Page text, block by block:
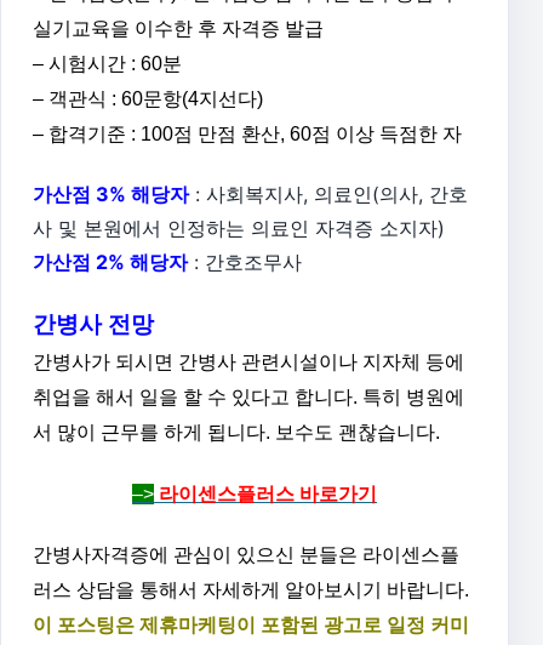
실기교육을 이수한 후 자격증 발급
– 시험시간 : 60분
– 객관식 : 60문항(4지선다)
– 합격기준 : 100점 만점 환산, 60점 이상 득점한 자
가산점 3% 해당자: 사회복지사, 의료인(의사, 간호
사 및 본원에서 인정하는 의료인 자격증 소지자)
가산점 2% 해당자: 간호조무사
간병사 전망
간병사가 되시면 간병사 관련시설이나 지자체 등에
취업을 해서 일을 할 수 있다고 합니다. 특히 병원에
서 많이 근무를 하게 됩니다. 보수도 괜찮습니다.
–> 라이센스플러스 바로가기
간병사자격증에 관심이 있으신 분들은 라이센스플
러스 상담을 통해서 자세하게 알아보시기 바랍니다.
이 포스팅은 제휴마케팅이 포함된 광고로 일정 커미